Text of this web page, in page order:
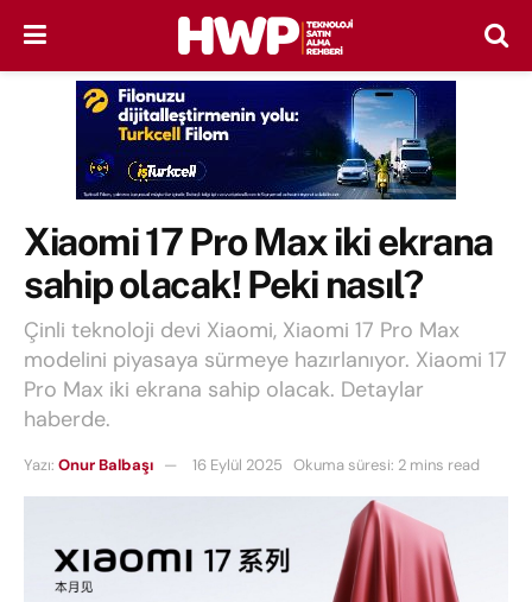
Xiaomi 17 Pro Max iki ekrana
sahip olacak! Peki nasıl?
Çinli teknoloji devi Xiaomi, Xiaomi 17 Pro Max
modelini piyasaya sürmeye hazırlanıyor. Xiaomi 17
Pro Max iki ekrana sahip olacak. Detaylar
haberde.
Yazı: Onur Balbaşı 16 Eylül 2025 Okuma süresi: 2 mins read